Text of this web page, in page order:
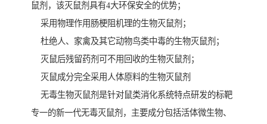
鼠剂，该灭鼠剂具有4大环保安全的优势；
采用物理作用肠梗阻机理的生物灭鼠剂；
杜绝人、家禽及其它动物鸟类中毒的生物灭鼠剂；
灭鼠后残留药剂可不用回收的生物灭鼠剂；
灭鼠成分完全采用人体原料的生物灭鼠剂
无毒生物灭鼠剂是针对鼠类消化系统特点研发的标靶
专一的新一代无毒灭鼠剂，主要成分包括活体微生物、